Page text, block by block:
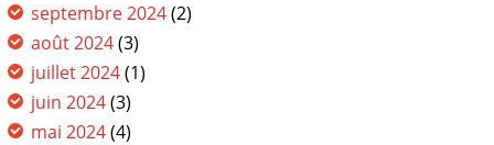
septembre 2024(2)
août 2024(3)
juillet 2024(1)
juin 2024(3)
mai 2024(4)